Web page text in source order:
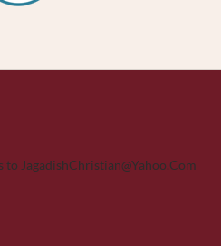
to JagadishChristian@Yahoo.Com